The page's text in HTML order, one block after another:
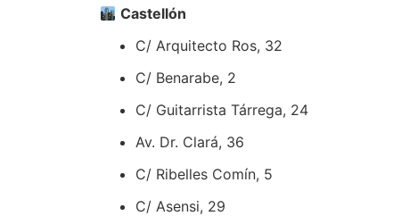
Castellón
C/ Arquitecto Ros, 32
C/ Benarabe, 2
C/ Guitarrista Tárrega, 24
Av. Dr. Clará, 36
C/ Ribelles Comín, 5
C/ Asensi, 29